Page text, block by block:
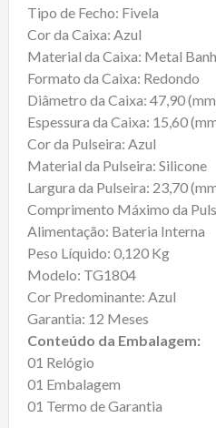
Tipo de Fecho: Fivela
Cor da Caixa: Azul
Material da Caixa: Metal
Formato da Caixa: Redondo
Diâmetro da Caixa: 47,90
Espessura da Caixa: 15,60
Cor da Pulseira: Azul
Material da Pulseira: Silicone
Largura da Pulseira: 23,70
Comprimento Máximo da
Alimentação: Bateria Interna
Peso Líquido: 0,120 Kg
Modelo: TG1804
Cor Predominante: Azul
Garantia: 12 Meses
Conteúdo da Embalagem:
01 Relógio
01 Embalagem
01 Termo de Garantia